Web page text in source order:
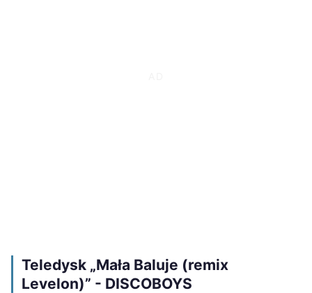
Teledysk „Mała Baluje (remix
Levelon)” - DISCOBOYS